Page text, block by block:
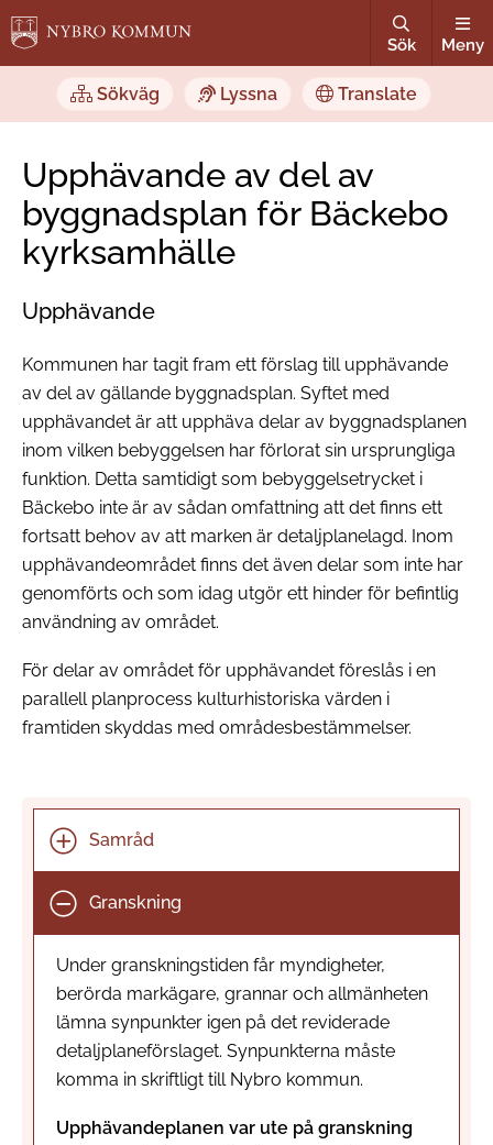
Sök Meny
Sökväg Lyssna Translate
Upphävande av del av
byggnadsplan för Bäckebo
kyrksamhälle
Upphävande
Kommunen har tagit fram ett förslag till upphävande
av del av gällande byggnadsplan. Syftet med
upphävandet är att upphäva delar av byggnadsplanen
inom vilken bebyggelsen har förlorat sin ursprungliga
funktion. Detta samtidigt som bebyggelsetrycket i
Bäckebo inte är av sådan omfattning att det finns ett
fortsatt behov av att marken är detaljplanelagd. Inom
upphävandeområdet finns det även delar som inte har
genomförts och som idag utgör ett hinder för befintlig
användning av området.
För delar av området för upphävandet föreslås i en
parallell planprocess kulturhistoriska värden i
framtiden skyddas med områdesbestämmelser.
Samråd
Granskning
Under granskningstiden får myndigheter,
berörda markägare, grannar och allmänheten
lämna synpunkter igen på det reviderade
detaljplaneförslaget. Synpunkterna måste
komma in skriftligt till Nybro kommun.
Upphävandeplanen var ute på granskning